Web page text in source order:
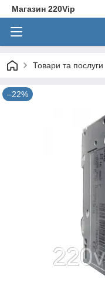
Магазин 220Vip
Товари та послуги
–22%